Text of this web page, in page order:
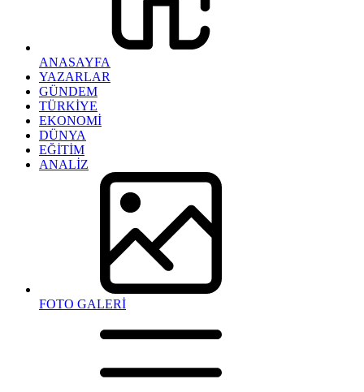
ANASAYFA
YAZARLAR
GÜNDEM
TÜRKİYE
EKONOMİ
DÜNYA
EĞİTİM
ANALİZ
FOTO GALERİ